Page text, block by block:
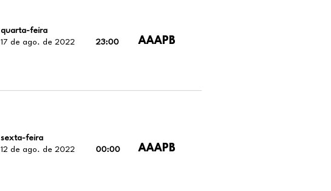
quarta-feira
17 de ago. de 2022
23:00 AAAPB
sexta-feira
12 de ago. de 2022
00:00 AAAPB